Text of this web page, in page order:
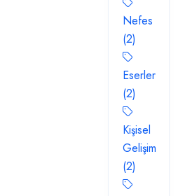
Nefes
(2)
Eserler
(2)
Kişisel
Gelişim
(2)